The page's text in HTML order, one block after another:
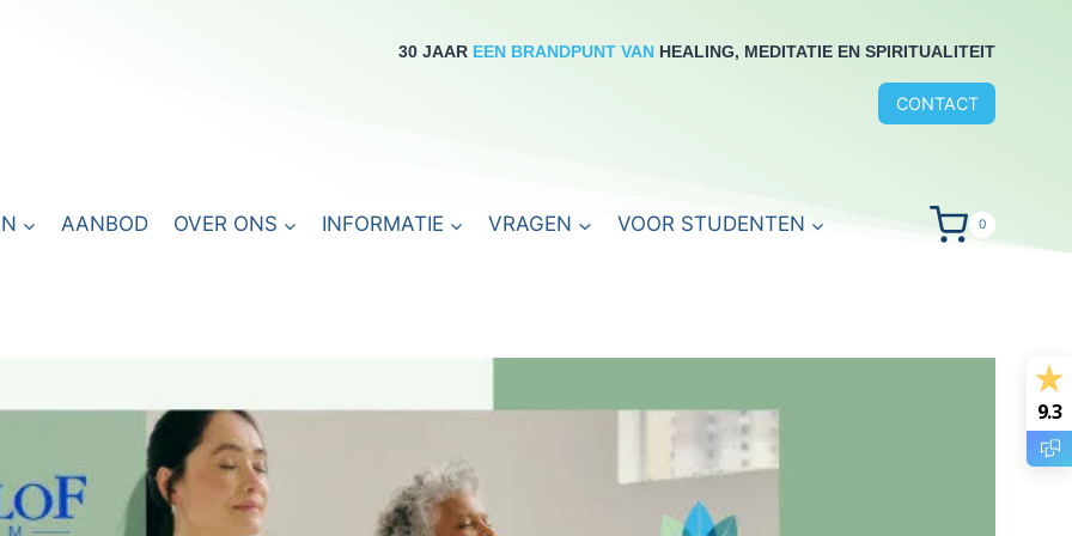
30 JAAR EEN BRANDPUNT VAN HEALING, MEDITATIE EN SPIRITUALITEIT
CONTACT
AANBOD OVER ONS INFORMATIE VRAGEN VOOR STUDENTEN 0
9.3